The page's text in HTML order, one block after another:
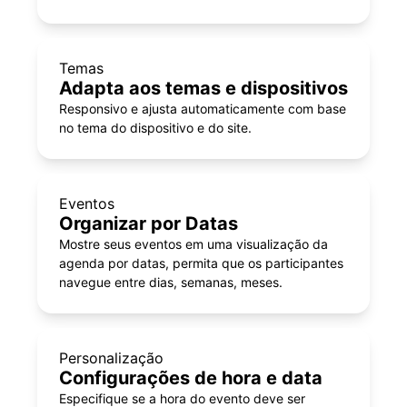
Temas
Adapta aos temas e dispositivos
Responsivo e ajusta automaticamente com base
no tema do dispositivo e do site.
Eventos
Organizar por Datas
Mostre seus eventos em uma visualização da
agenda por datas, permita que os participantes
navegue entre dias, semanas, meses.
Personalização
Configurações de hora e data
Especifique se a hora do evento deve ser